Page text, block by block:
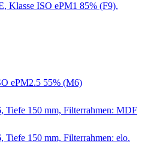
Klasse ISO ePM1 85% (F9),
ePM2.5 55% (M6)
Tiefe 150 mm, Filterrahmen: MDF
Tiefe 150 mm, Filterrahmen: elo.